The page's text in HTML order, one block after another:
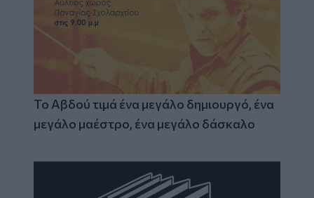
Το Αβδού τιμά ένα μεγάλο δημιουργό, ένα
μεγάλο μαέστρο, ένα μεγάλο δάσκαλο